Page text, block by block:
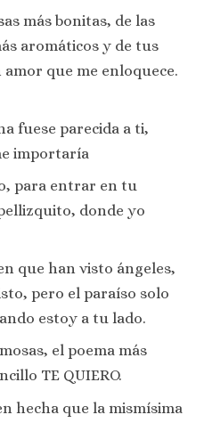
más bonitas, de las
aromáticos y de tus
que me enloquece.
fuese parecida a ti,
importaría
para entrar en tu
donde yo
que han visto ángeles,
pero el paraíso solo
estoy a tu lado.
el poema más
TE QUIERO.
hecha que la mismísima